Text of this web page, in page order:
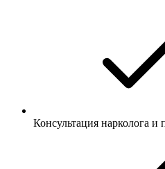
Консультация нарколога и